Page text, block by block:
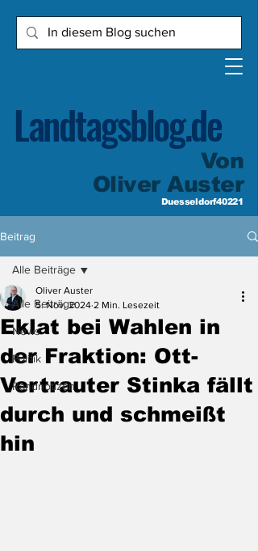
Landtagsblog.de
Von
Oliver Auster
Duesseldorf40221
Beitrag
Alle Beiträge
News
Politik
Randnotizen
Alle Beiträge
Eklat bei Wahlen in
der Fraktion: Ott-
Vertrauter Stinka fällt
durch und schmeißt
hin
Oliver Auster
5. Nov. 2024 2 Min. Lesezeit